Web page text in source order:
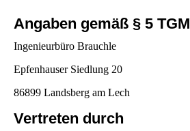
Angaben gemäß § 5 TGM
Ingenieurbüro Brauchle
Epfenhauser Siedlung 20
86899 Landsberg am Lech
Vertreten durch